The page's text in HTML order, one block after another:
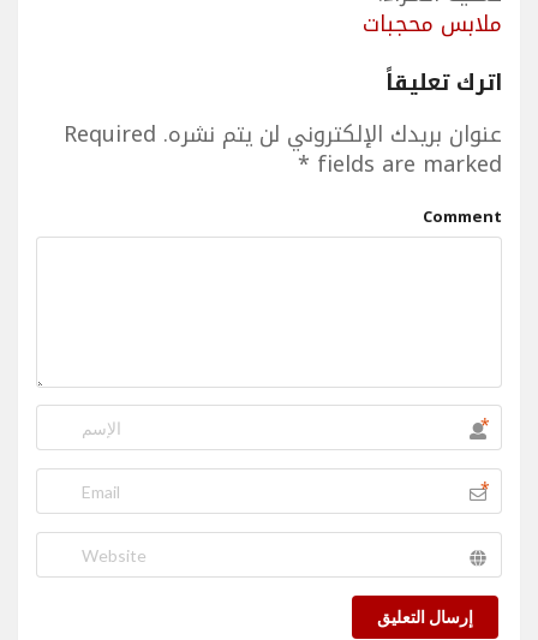
ملابس محجبات
اترك تعليقاً
عنوان بريدك الإلكتروني لن يتم نشره. Required
fields are marked
*
Comment
*
*
إرسال التعليق